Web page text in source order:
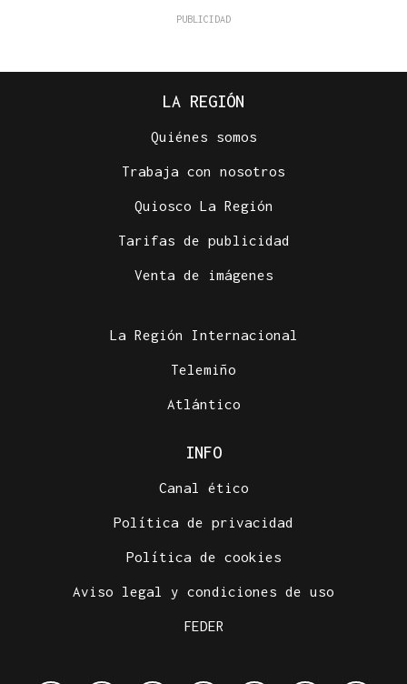
LA REGIÓN
Quiénes somos
Trabaja con nosotros
Quiosco La Región
Tarifas de publicidad
Venta de imágenes
La Región Internacional
Telemiño
Atlántico
INFO
Canal ético
Política de privacidad
Política de cookies
Aviso legal y condiciones de uso
FEDER